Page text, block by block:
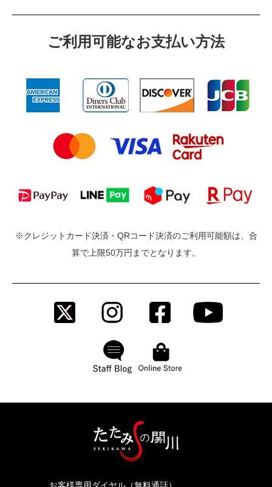
ご利⽤可能なお⽀払い⽅法
※クレジットカード決済・QRコード決済のご利用可能額は、合
算で上限50万円までとなります。
お客様専用ダイヤル（無料通話）